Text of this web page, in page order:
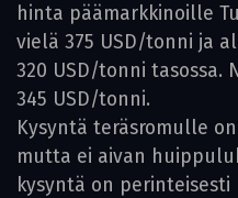
hinta päämarkkinoille
vielä 375 USD/tonni ja
320 USD/tonni
345 USD/tonni.
Kysyntä teräsromulle
mutta ei aivan
kysyntä on